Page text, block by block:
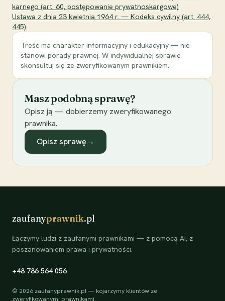
karnego (art. 60, postępowanie prywatnoskargowe)
Ustawa z dnia 23 kwietnia 1964 r. — Kodeks cywilny (art. 444,
445)
Treść ma charakter informacyjny i edukacyjny — nie
stanowi porady prawnej. W indywidualnej sprawie
skonsultuj się ze zweryfikowanym prawnikiem.
Masz podobną sprawę?
Opisz ją — dobierzemy zweryfikowanego
prawnika.
Opisz sprawę→
zaufanyprawnik.pl
Łączymy ludzi z zaufanymi prawnikami — z pomocą AI, z
poszanowaniem prawa i prywatności.
+48 786 564 056
© 2026 zaufanyprawnik.pl — kojarzymy klientów ze
zweryfikowanymi prawnikami.